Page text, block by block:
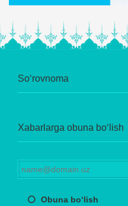
So‘rovnoma
Xabarlarga obuna bo‘lish
Obuna bo‘lish